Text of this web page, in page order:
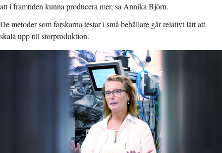
att i framtiden kunna producera mer, sa Annika Björn.
De metoder som forskarna testar i små behållare går relativt lätt att
skala upp till storproduktion.